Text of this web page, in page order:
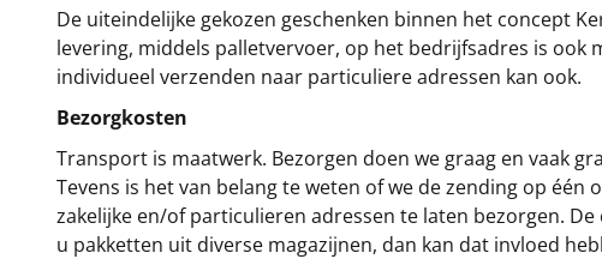
De uiteindelijke gekozen geschenken binnen het concept
levering, middels palletvervoer, op het bedrijfsadres is ook
individueel verzenden naar particuliere adressen kan ook.
Bezorgkosten
Transport is maatwerk. Bezorgen doen we graag en vaak
Tevens is het van belang te weten of we de zending op
zakelijke en/of particulieren adressen te laten bezorgen.
u pakketten uit diverse magazijnen, dan kan dat invloed